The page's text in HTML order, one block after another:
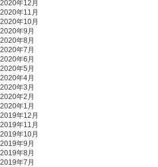
2020年12月
2020年11月
2020年10月
2020年9月
2020年8月
2020年7月
2020年6月
2020年5月
2020年4月
2020年3月
2020年2月
2020年1月
2019年12月
2019年11月
2019年10月
2019年9月
2019年8月
2019年7月